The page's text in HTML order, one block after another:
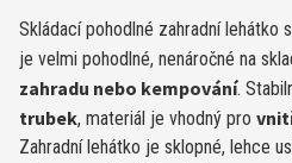
Skládací pohodlné zahradní lehátko
je velmi pohodlné, nenáročné na
zahradu nebo kempování.
trubek, materiál je vhodný pro
Zahradní lehátko je sklopné, lehce